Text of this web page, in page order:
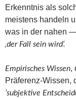
Erkenntnis als
meistens handeln
was in der nahen
‚der Fall sein wird‘.
Empirisches Wissen,
Präferenz-Wissen,
’subjektive